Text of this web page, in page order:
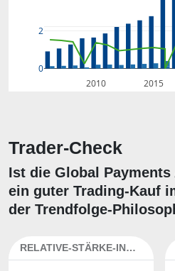
2010 2015
0
2
Trader-Check
Ist die Global Payments
ein guter Trading-Kauf
der Trendfolge-
RELATIVE-STÄRKE-INDEX